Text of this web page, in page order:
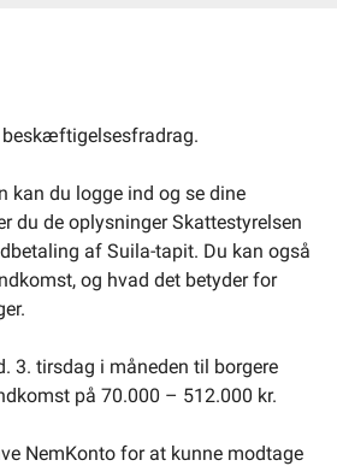
kan du logge ind og se dine
du de oplysninger Skattestyrelsen
af Suila-tapit. Du kan også
og hvad det betyder for
3. tirsdag i måneden til borgere
på 70.000 – 512.000 kr.
NemKonto for at kunne modtage